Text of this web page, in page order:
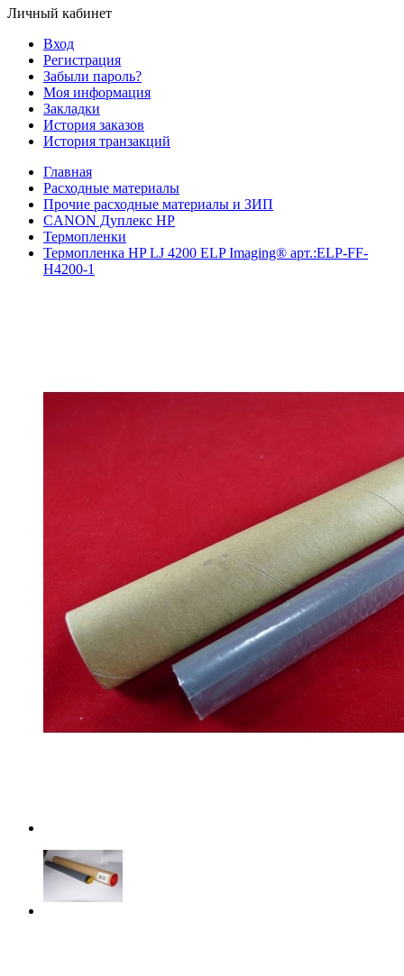
Личный кабинет
Вход
Регистрация
Забыли пароль?
Моя информация
Закладки
История заказов
История транзакций
Главная
Расходные материалы
Прочие расходные материалы и ЗИП
CANON Дуплекс HP
Термопленки
Термопленка HP LJ 4200 ELP Imaging® арт.:ELP-FF-
H4200-1